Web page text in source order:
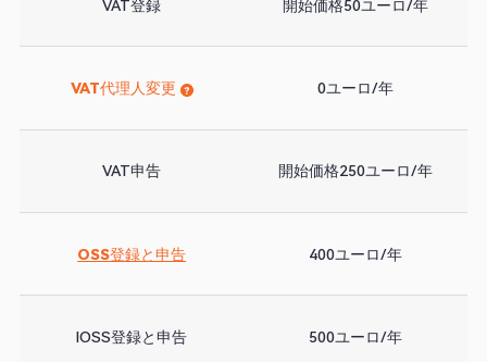
VAT登録 開始価格50ユーロ/年
VAT代理人変更 0ユーロ/年
VAT申告 開始価格250ユーロ/年
OSS登録と申告 400ユーロ/年
IOSS登録と申告 500ユーロ/年